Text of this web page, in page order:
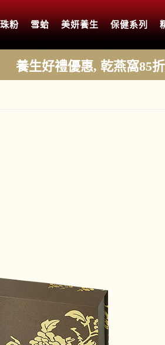
粉 雪蛤 美妍養生 保健系列
養生好禮優惠, 乾燕窩85